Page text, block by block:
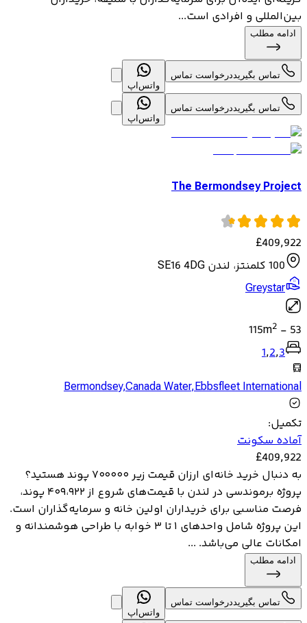
بین‌المللی و افرادی است...
ادامه مطلب
تماس بگیرید درخواست تماس
واتس‌اپ
تماس بگیرید درخواست تماس
واتس‌اپ
The Bermondsey Project
£409,922
100 کلمنتز، لندن SE16 4DG
Greystar
53
-
115m2
1,2,3
Bermondsey,Canada Water,Ebbsfleet International
تکمیل:
آماده سکونت
£409,922
به دنبال خرید خانه‌ای ارزان قیمت زیر ۷۰۰۰۰۰ پوند هستید؟
پروژه برموندسی در لندن با قیمت‌های شروع از ۴۰۹،۹۲۲ پوند،
فرصت مناسبی برای خریداران اولین خانه و سرمایه‌گذاران است.
این پروژه شامل واحدهای ۱ تا ۳ خوابه با طراحی هوشمندانه و
امکانات عالی می‌باشد. ...
ادامه مطلب
تماس بگیریددرخواست تماس
واتس‌اپ